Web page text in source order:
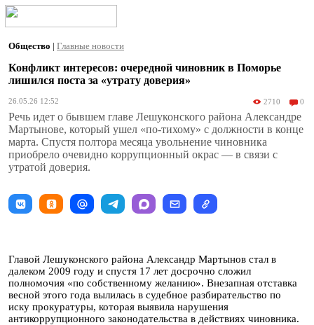
Общество | Главные новости
Конфликт интересов: очередной чиновник в Поморье
лишился поста за «утрату доверия»
26.05.26 12:52 2710 0
Речь идет о бывшем главе Лешуконского района Александре
Мартынове, который ушел «по-тихому» с должности в конце
марта. Спустя полтора месяца увольнение чиновника
приобрело очевидно коррупционный окрас — в связи с
утратой доверия.
Главой Лешуконского района Александр Мартынов стал в
далеком 2009 году и спустя 17 лет досрочно сложил
полномочия «по собственному желанию». Внезапная отставка
весной этого года вылилась в судебное разбирательство по
иску прокуратуры, которая выявила нарушения
антикоррупционного законодательства в действиях чиновника.